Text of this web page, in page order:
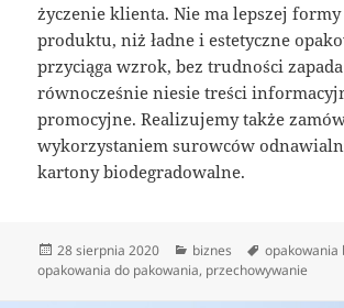
życzenie klienta. Nie ma lepszej
produktu, niż ładne i estetyczne
przyciąga wzrok, bez trudności
równocześnie niesie treści
promocyjne. Realizujemy także
wykorzystaniem surowców
kartony biodegradowalne.
Data
publikacji
28 sierpnia 2020 Kategorie
biznes Tagi
opakowania
opakowania do pakowania, przechowywanie